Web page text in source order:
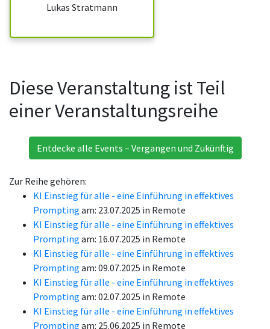
Lukas Stratmann
Diese Veranstaltung ist Teil
einer Veranstaltungsreihe
Entdecke alle Events – Vergangen und Zukünftig
Zur Reihe gehören:
KI Einstieg für alle - eine Einführung in effektives
Prompting am: 23.07.2025 in Remote
KI Einstieg für alle - eine Einführung in effektives
Prompting am: 16.07.2025 in Remote
KI Einstieg für alle - eine Einführung in effektives
Prompting am: 09.07.2025 in Remote
KI Einstieg für alle - eine Einführung in effektives
Prompting am: 02.07.2025 in Remote
KI Einstieg für alle - eine Einführung in effektives
Prompting am: 25.06.2025 in Remote